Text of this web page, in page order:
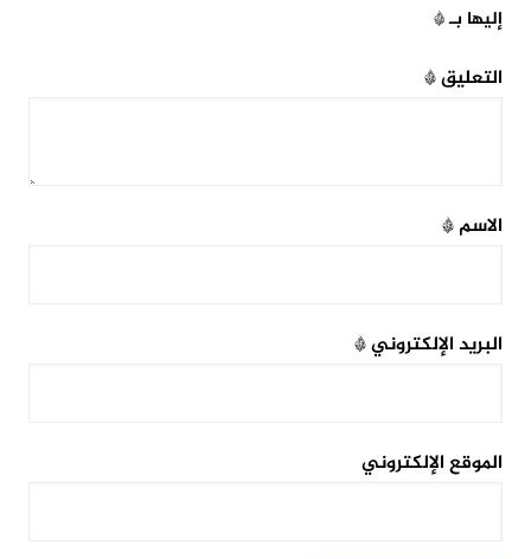
إليها بـ*
التعليق*
الاسم*
البريد الإلكتروني*
الموقع الإلكتروني